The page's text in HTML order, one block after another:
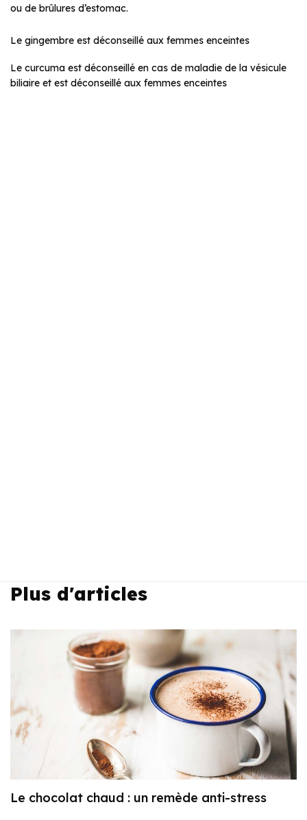
ou de brûlures d’estomac.
Le gingembre est déconseillé aux femmes enceintes
Le curcuma est déconseillé en cas de maladie de la vésicule
biliaire et est déconseillé aux femmes enceintes
Plus d'articles
Le chocolat chaud : un remède anti-stress